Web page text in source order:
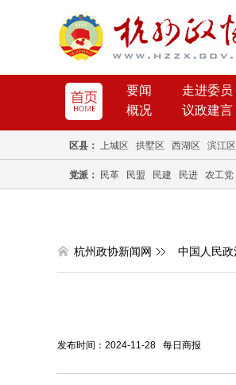
要闻 走进委员
概况
议政建言
区县： 上城区 拱墅区 西湖区 滨江区
党派： 民革 民盟 民建 民进 农工党
杭州政协新闻网 中国人民
发布时间：2024-11-28 每日商报